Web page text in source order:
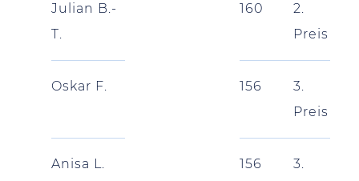
Julian B.-
T.
160
2.
Preis
Oskar F. 156
3.
Preis
Anisa L. 156
3.